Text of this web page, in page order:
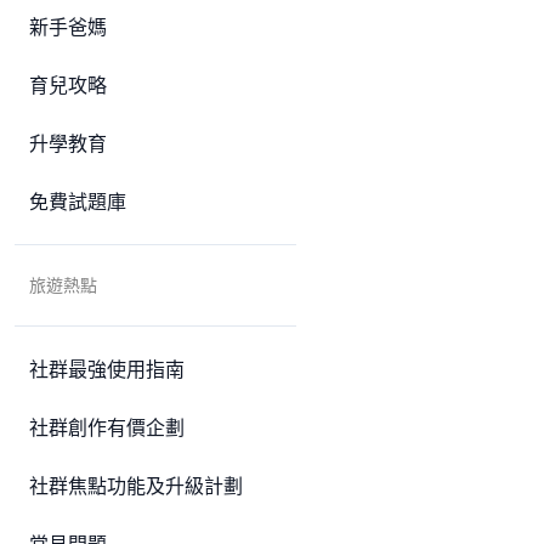
新手爸媽
育兒攻略
升學教育
免費試題庫
旅遊熱點
社群最強使用指南
社群創作有價企劃
社群焦點功能及升級計劃